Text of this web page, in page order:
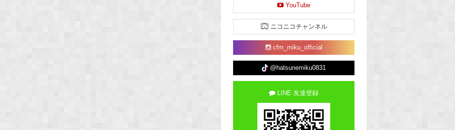
YouTube
ニコニコチャンネル
cfm_miku_official
@hatsunemiku0831
LINE 友達登録